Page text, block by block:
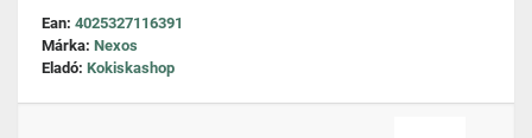
Ean: 4025327116391
Márka: Nexos
Eladó: Kokiskashop